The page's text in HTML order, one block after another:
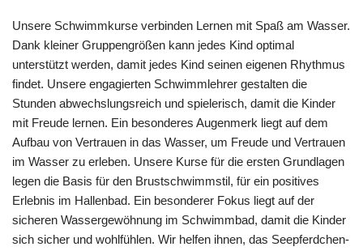
Unsere Schwimmkurse verbinden Lernen mit Spaß am Wasser.
Dank kleiner Gruppengrößen kann jedes Kind optimal
unterstützt werden, damit jedes Kind seinen eigenen Rhythmus
findet. Unsere engagierten Schwimmlehrer gestalten die
Stunden abwechslungsreich und spielerisch, damit die Kinder
mit Freude lernen. Ein besonderes Augenmerk liegt auf dem
Aufbau von Vertrauen in das Wasser, um Freude und Vertrauen
im Wasser zu erleben. Unsere Kurse für die ersten Grundlagen
legen die Basis für den Brustschwimmstil, für ein positives
Erlebnis im Hallenbad. Ein besonderer Fokus liegt auf der
sicheren Wassergewöhnung im Schwimmbad, damit die Kinder
sich sicher und wohlfühlen. Wir helfen ihnen, das Seepferdchen-